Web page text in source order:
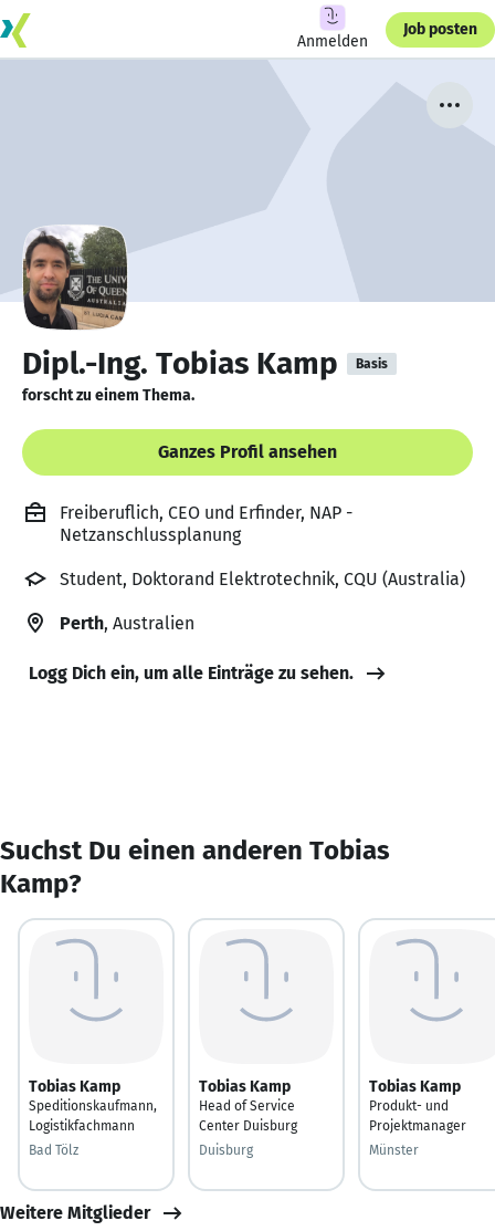
Anmelden
Job posten
Dipl.-Ing. Tobias Kamp Basis
forscht zu einem Thema.
Ganzes Profil ansehen
Freiberuflich, CEO und Erfinder, NAP -
Netzanschlussplanung
Student, Doktorand Elektrotechnik, CQU (Australia)
Perth, Australien
Logg Dich ein, um alle Einträge zu sehen.
Suchst Du einen anderen Tobias
Kamp?
Tobias Kamp
Speditionskaufmann,
Logistikfachmann
Bad Tölz
Tobias Kamp
Head of Service
Center Duisburg
Duisburg
Tobias Kamp
Produkt- und
Projektmanager
Münster
Weitere Mitglieder